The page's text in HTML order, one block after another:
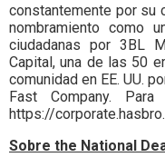
constantemente por su
nombramiento como
ciudadanas por 3BL
Capital, una de las 50
comunidad en EE. UU.
Fast Company.
https://
Sobre the National